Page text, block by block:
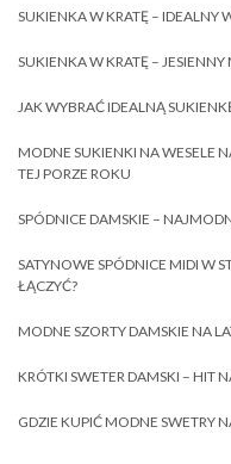
SUKIENKA W KRATĘ – IDEALNY
SUKIENKA W KRATĘ – JESIENNY
JAK WYBRAĆ IDEALNĄ
MODNE SUKIENKI NA WESELE
TEJ PORZE ROKU
SPÓDNICE DAMSKIE –
SATYNOWE SPÓDNICE MIDI W
ŁĄCZYĆ?
MODNE SZORTY DAMSKIE NA
KRÓTKI SWETER DAMSKI – HIT
GDZIE KUPIĆ MODNE SWETRY